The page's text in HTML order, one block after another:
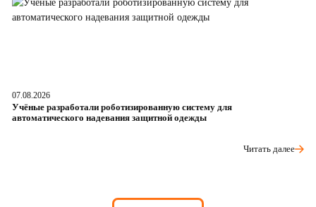
07.08.2026
Учёные разработали роботизированную систему для
автоматического надевания защитной одежды
Читать далее